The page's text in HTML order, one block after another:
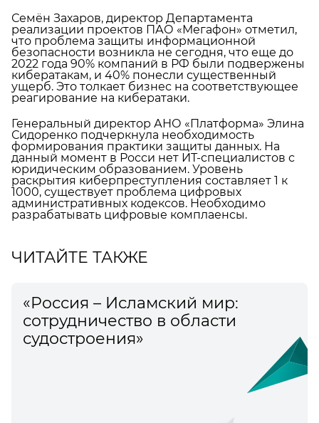
Семён Захаров, директор Департамента
реализации проектов ПАО «Мегафон» отметил,
что проблема защиты информационной
безопасности возникла не сегодня, что еще до
2022 года 90% компаний в РФ были подвержены
кибератакам, и 40% понесли существенный
ущерб. Это толкает бизнес на соответствующее
реагирование на кибератаки.
Генеральный директор АНО «Платформа» Элина
Сидоренко подчеркнула необходимость
формирования практики защиты данных. На
данный момент в Росси нет ИТ-специалистов с
юридическим образованием. Уровень
раскрытия киберпреступления составляет 1 к
1000, существует проблема цифровых
административных кодексов. Необходимо
разрабатывать цифровые комплаенсы.
ЧИТАЙТЕ ТАКЖЕ
«Россия – Исламский мир:
сотрудничество в области
судостроения»